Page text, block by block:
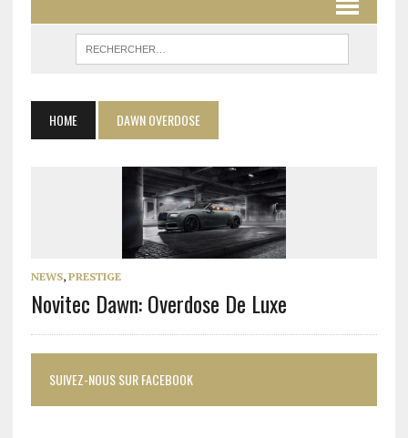
HOME DAWN OVERDOSE
NEWS, PRESTIGE
Novitec Dawn: Overdose De Luxe
SUIVEZ-NOUS SUR FACEBOOK